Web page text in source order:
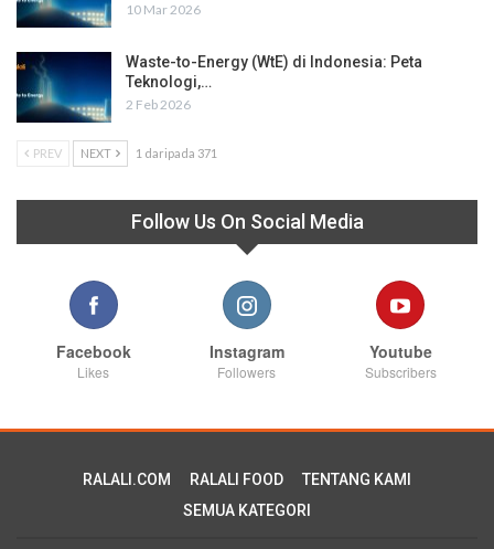
10 Mar 2026
Waste-to-Energy (WtE) di Indonesia: Peta
Teknologi,…
2 Feb 2026
PREV NEXT 1 daripada 371
Follow Us On Social Media
Facebook
Likes
Instagram
Followers
Youtube
Subscribers
RALALI.COM RALALI FOOD
TENTANG KAMI
SEMUA KATEGORI